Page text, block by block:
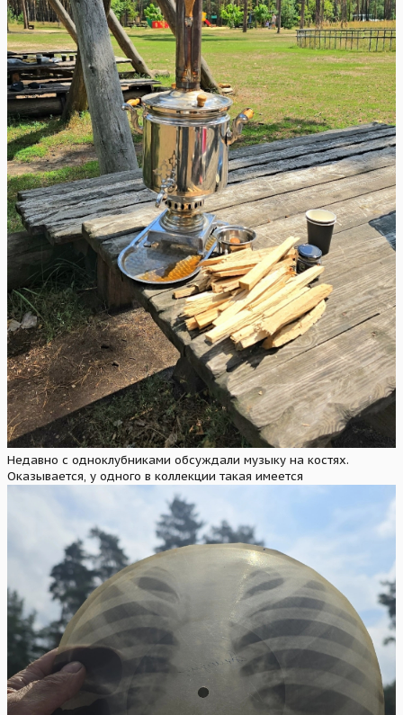
Недавно с одноклубниками обсуждали музыку на костях.
Оказывается, у одного в коллекции такая имеется